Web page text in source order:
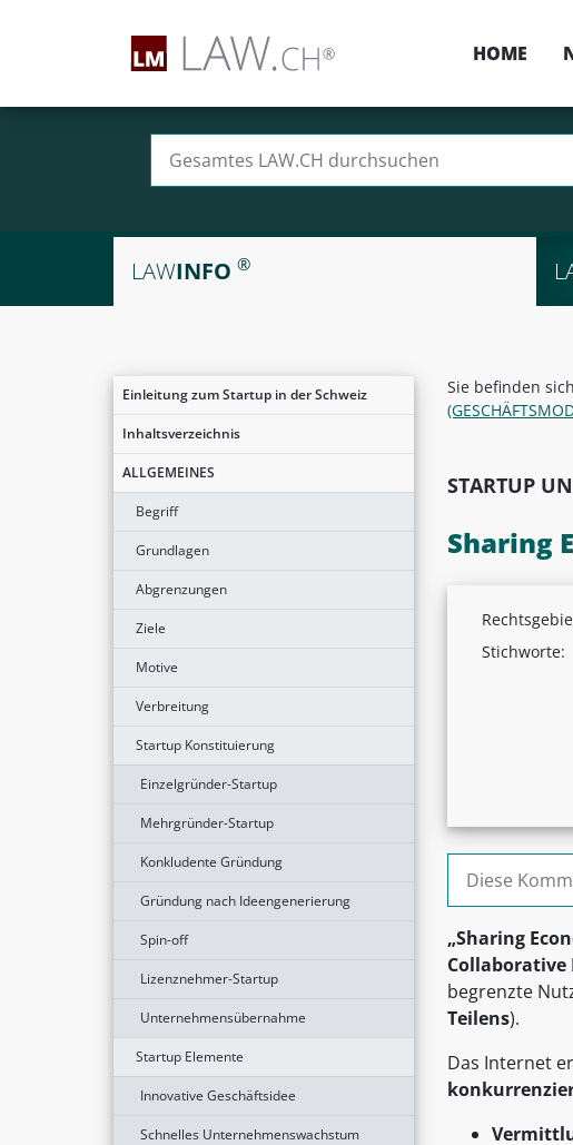
HOME
LAWINFO ®
Einleitung zum Startup in der Schweiz
Inhaltsverzeichnis
ALLGEMEINES
Begriff
Grundlagen
Abgrenzungen
Ziele
Motive
Verbreitung
Startup Konstituierung
Einzelgründer-Startup
Mehrgründer-Startup
Konkludente Gründung
Gründung nach Ideengenerierung
Spin-off
Lizenznehmer-Startup
Unternehmensübernahme
Startup Elemente
Innovative Geschäftsidee
Schnelles Unternehmenswachstum
Sie befinden
STARTUP
Sharing
Stichworte:
Suchen nach:
„Sharing
Collaborative
begrenzte
Teilens).
Das Internet